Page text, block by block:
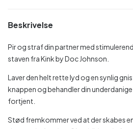
Beskrivelse
Pir og straf din partner med
staven fra Kink by Doc Johnson.
Laver den helt rette lyd og en synlig
knappen og behandler din
fortjent.
Stød fremkommer ved at der skabes